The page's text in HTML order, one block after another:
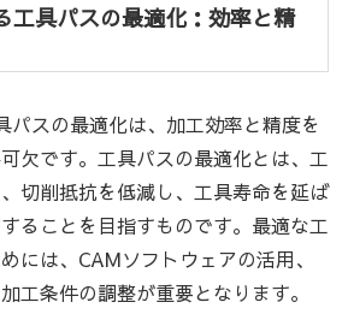
工具パスの最適化：効率と精
パスの最適化は、加工効率と精度を
欠です。工具パスの最適化とは、工
切削抵抗を低減し、工具寿命を延ば
ることを目指すものです。最適な工
には、CAMソフトウェアの活用、
工条件の調整が重要となります。